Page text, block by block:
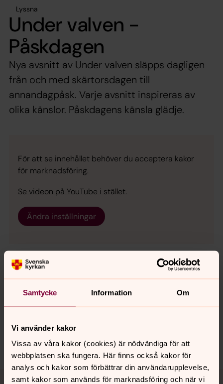
Samtycke Information Om
Vi använder kakor
Vissa av våra kakor (cookies) är nödvändiga för att
webbplatsen ska fungera. Här finns också kakor för
analys och kakor som förbättrar din användarupplevelse,
samt kakor som används för marknadsföring och när vi
Lyssna
Under valven -
Påskdagen
Nya avsnitt av Under valven släpps dagligen
från och med skärtorsdagen till
annandagpåsk. Varje avsnitt inspireras av
olika känslor. Påskdagens känsla glädje.
För att se innehållet behöver du acceptera kakor
för marknadsföring.
Se videon på YouTube i stället.
Ändra inställningar
Synpunkter eller frågor på sidans
innehåll?
sodra.tjusts.pastorat@svenskakyrkan.se
Dela
Tillbaka till toppen
Tillbaka till innehållet